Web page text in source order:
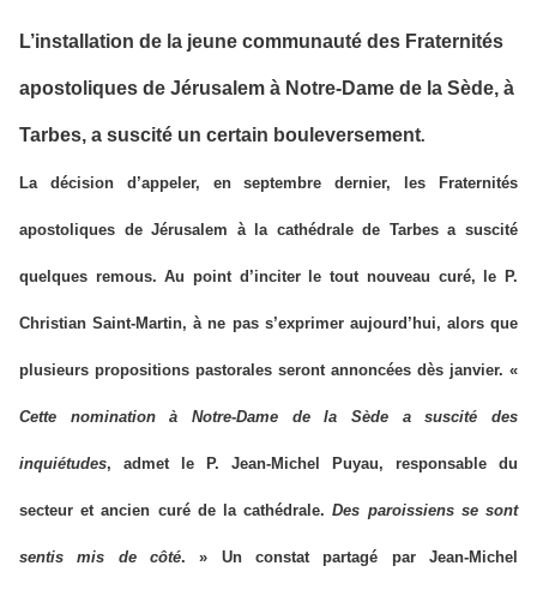
L’installation de la jeune communauté des Fraternités
apostoliques de Jérusalem à Notre-Dame de la Sède, à
Tarbes, a suscité un certain bouleversement.
La décision d’appeler, en septembre dernier, les Fraternités
apostoliques de Jérusalem à la cathédrale de Tarbes a suscité
quelques remous. Au point d’inciter le tout nouveau curé, le P.
Christian Saint-Martin, à ne pas s’exprimer aujourd’hui, alors que
plusieurs propositions pastorales seront annoncées dès janvier. «
Cette nomination à Notre-Dame de la Sède a suscité des
inquiétudes, admet le P. Jean-Michel Puyau, responsable du
secteur et ancien curé de la cathédrale.Des paroissiens se sont
sentis mis de côté. » Un constat partagé par Jean-Michel